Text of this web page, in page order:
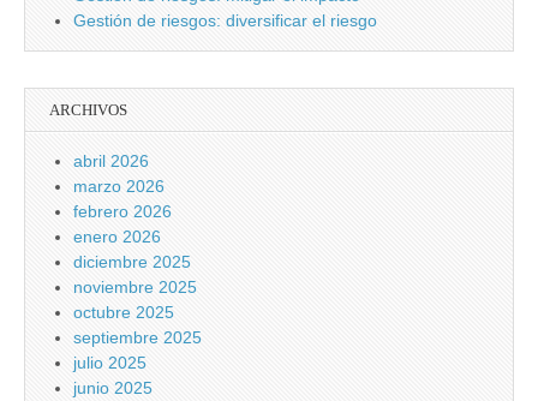
Gestión de riesgos: diversificar el riesgo
ARCHIVOS
abril 2026
marzo 2026
febrero 2026
enero 2026
diciembre 2025
noviembre 2025
octubre 2025
septiembre 2025
julio 2025
junio 2025